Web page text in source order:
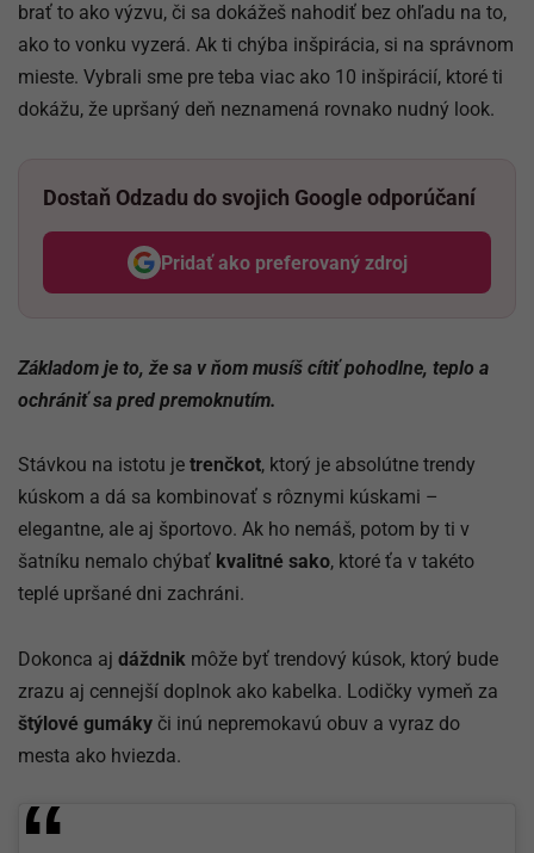
brať to ako výzvu, či sa dokážeš nahodiť bez ohľadu na to,
ako to vonku vyzerá. Ak ti chýba inšpirácia, si na správnom
mieste. Vybrali sme pre teba viac ako 10 inšpirácií, ktoré ti
dokážu, že upršaný deň neznamená rovnako nudný look.
Dostaň Odzadu do svojich Google odporúčaní
Pridať ako preferovaný zdroj
Odzadu, odkaz sa otvorí v
Základom je to, že sa v ňom musíš cítiť pohodlne, teplo a
ochrániť sa pred premoknutím.
Stávkou na istotu je trenčkot, ktorý je absolútne trendy
kúskom a dá sa kombinovať s rôznymi kúskami –
elegantne, ale aj športovo. Ak ho nemáš, potom by ti v
šatníku nemalo chýbať kvalitné sako, ktoré ťa v takéto
teplé upršané dni zachráni.
Dokonca aj dáždnik môže byť trendový kúsok, ktorý bude
zrazu aj cennejší doplnok ako kabelka. Lodičky vymeň za
štýlové gumáky či inú nepremokavú obuv a vyraz do
mesta ako hviezda.